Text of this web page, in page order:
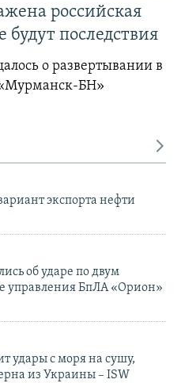
российская
будут последствия
о развертывании в
БН»
экспорта нефти
об ударе по двум
управления БпЛА «Орион»
удары с моря на сушу,
из Украины – ISW